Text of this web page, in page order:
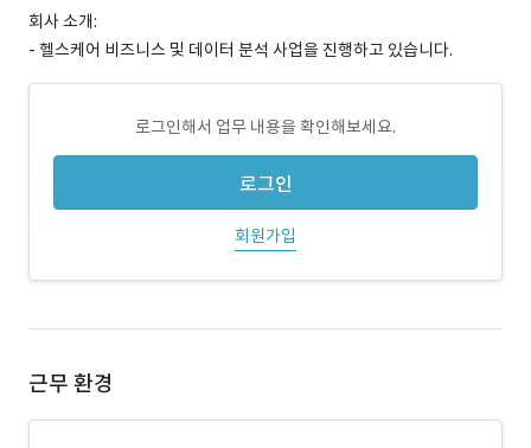
회사 소개:
- 헬스케어 비즈니스 및 데이터 분석 사업을 진행하고 있습니다.
로그인해서 업무 내용을 확인해보세요.
로그인
회원가입
근무 환경